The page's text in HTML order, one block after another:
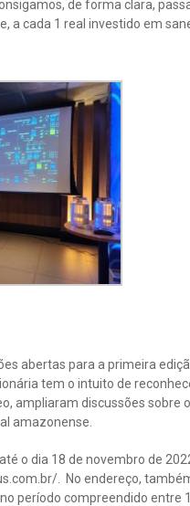
de forma clara,
a cada 1 real investido em
abertas para a primeira
tem o intuito de
ampliaram discussões
amazonense.
o dia 18 de novembro de
. No endereço,
período compreendido entre